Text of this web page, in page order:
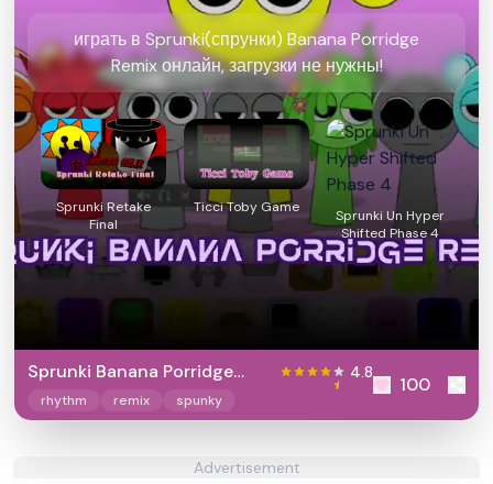
играть в Sprunki(спрунки) Banana Porridge
Remix онлайн, загрузки не нужны!
Sprunki Retake
Final
Ticci Toby Game
Sprunki Un Hyper
Shifted Phase 4
Sprunki Banana Porridge
Remix
4.8
rhythm remix spunky
100
Advertisement